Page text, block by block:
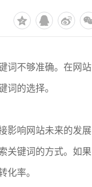
词不够准确。在网站
词的选择。
影响网站未来的发展
关键词的方式。如果
化率。